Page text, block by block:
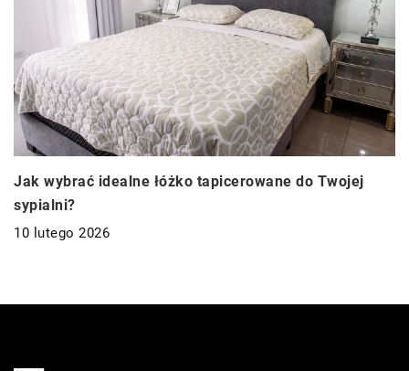
Jak wybrać idealne łóżko tapicerowane do Twojej
sypialni?
10 lutego 2026